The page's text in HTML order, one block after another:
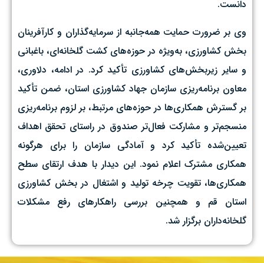
دانست.
وی بر ضرورت حمایت همه‌جانبه از سرمایه‌گذاران و کارآفرینان
بخش کشاورزی، به‌ویژه در حوزه‌های کشت گلخانه‌ای، باغبانی
و سایر زیربخش‌های کشاورزی تأکید کرد. در ادامه، دلاوری،
معاون برنامه‌ریزی سازمان جهاد کشاورزی استان، ضمن تأکید
بر گسترش همکاری‌ها در حوزه‌های مرتبط، بر لزوم برنامه‌ریزی
منسجم‌تر و مشارکت فعال‌تر صندوق در راستای تحقق اهداف
تعیین‌شده تأکید کرد و آمادگی سازمان را برای هرگونه
همکاری مشترک اعلام نمود. این دیدار با هدف ارتقای سطح
همکاری‌ها، تقویت چرخه تولید و اشتغال در بخش کشاورزی
استان قم و همچنین بررسی راهکارهای رفع مشکلات
گلخانه‌داران برگزار شد.